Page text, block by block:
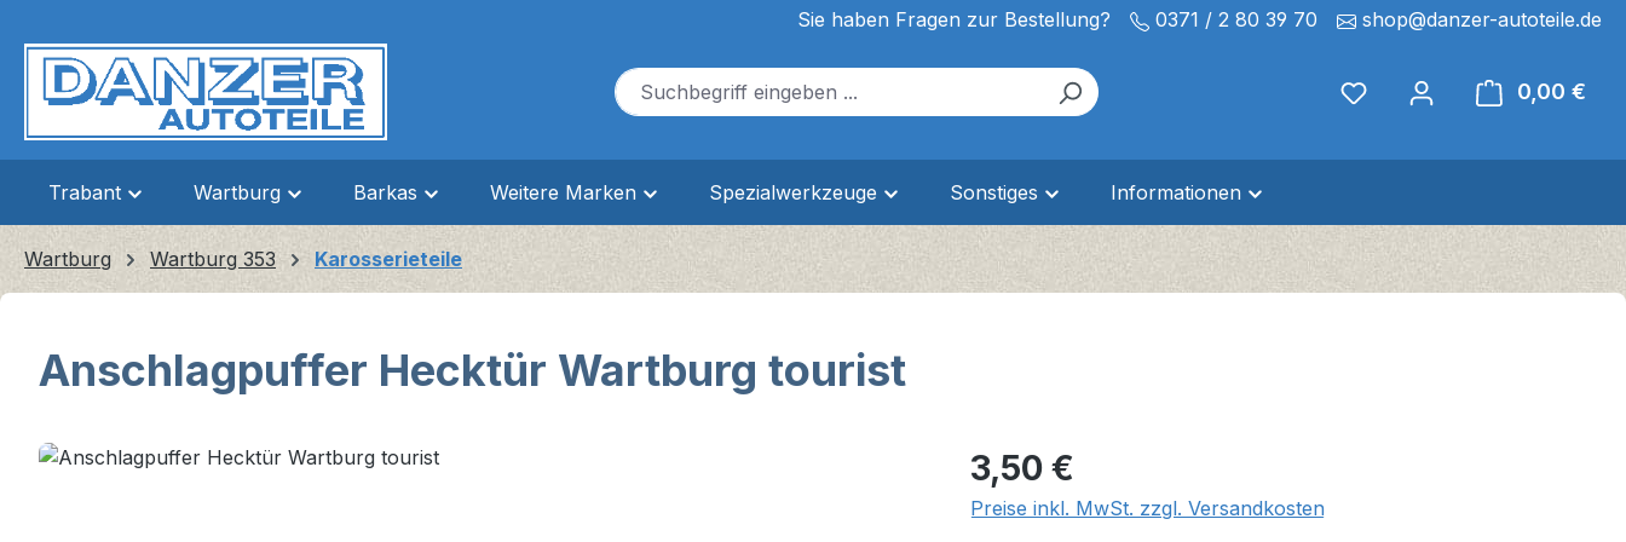
Sie haben Fragen zur Bestellung? 0371 / 2 80 39 70 shop@danzer-autoteile.de
0,00 €
Trabant Wartburg Barkas Weitere Marken Spezialwerkzeuge Sonstiges Informationen
Wartburg Wartburg 353 Karosserieteile
Anschlagpuffer Hecktür Wartburg tourist
Bildergalerie überspringen Regulärer Preis:
3,50 €
Preise inkl. MwSt. zzgl. Versandkosten